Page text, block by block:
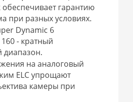
обеспечивает гарантию
при разных условиях.
Dynamic 6
- кратный
диапазон.
на аналоговый
ELC упрощают
камеры при